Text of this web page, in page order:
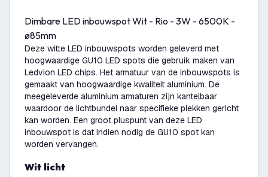
Dimbare LED inbouwspot Wit - Rio - 3W - 6500K -
ø85mm
Deze witte LED inbouwspots worden geleverd met
hoogwaardige GU10 LED spots die gebruik maken van
Ledvion LED chips. Het armatuur van de inbouwspots is
gemaakt van hoogwaardige kwaliteit aluminium. De
meegeleverde aluminium armaturen zijn kantelbaar
waardoor de lichtbundel naar specifieke plekken gericht
kan worden. Een groot pluspunt van deze LED
inbouwspot is dat indien nodig de GU10 spot kan
worden vervangen.
Wit licht